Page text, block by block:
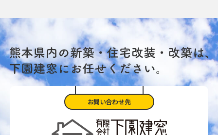
お問い合わせ先